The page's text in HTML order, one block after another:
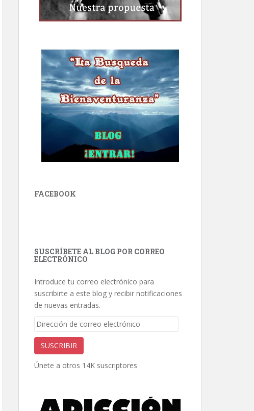
FACEBOOK
SUSCRÍBETE AL BLOG POR CORREO
ELECTRÓNICO
Introduce tu correo electrónico para
suscribirte a este blog y recibir notificaciones
de nuevas entradas.
Dirección
correo
electrónico
SUSCRIBIR
Únete a otros 14K suscriptores